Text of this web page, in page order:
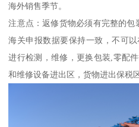
海外销售季节。
注意点：返修货物必须有完整的
海关申报数据要保持一致，不可
进行检测，维修，更换包装,零配
和维修设备进出区，货物进出保税